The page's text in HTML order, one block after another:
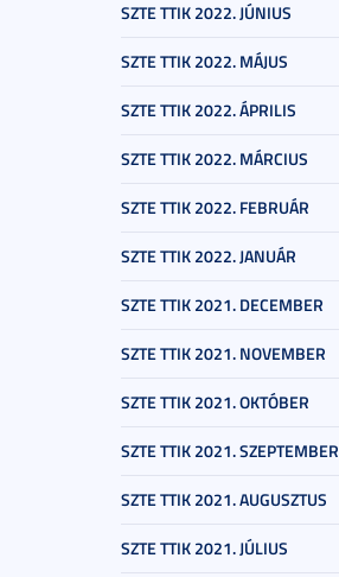
SZTE TTIK 2022. JÚNIUS
SZTE TTIK 2022. MÁJUS
SZTE TTIK 2022. ÁPRILIS
SZTE TTIK 2022. MÁRCIUS
SZTE TTIK 2022. FEBRUÁR
SZTE TTIK 2022. JANUÁR
SZTE TTIK 2021. DECEMBER
SZTE TTIK 2021. NOVEMBER
SZTE TTIK 2021. OKTÓBER
SZTE TTIK 2021. SZEPTEMBER
SZTE TTIK 2021. AUGUSZTUS
SZTE TTIK 2021. JÚLIUS